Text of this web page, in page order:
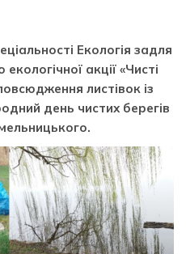
Екологія задля
акції «Чисті
листівок із
день чистих берегів